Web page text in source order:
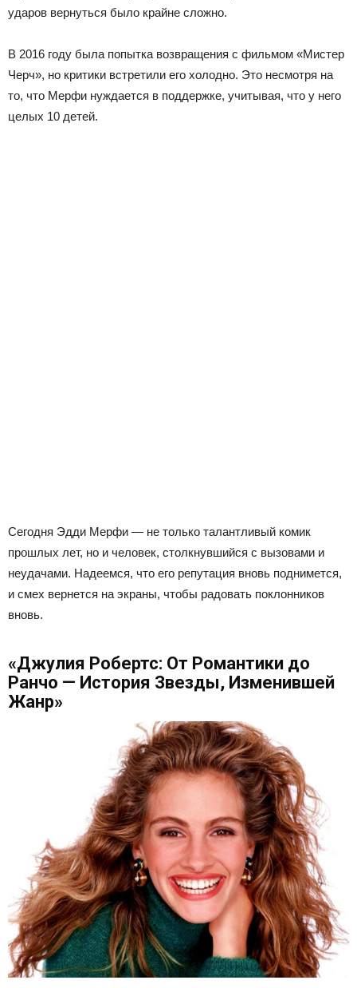
ударов вернуться было крайне сложно.
В 2016 году была попытка возвращения с фильмом «Мистер
Черч», но критики встретили его холодно. Это несмотря на
то, что Мерфи нуждается в поддержке, учитывая, что у него
целых 10 детей.
Сегодня Эдди Мерфи — не только талантливый комик
прошлых лет, но и человек, столкнувшийся с вызовами и
неудачами. Надеемся, что его репутация вновь поднимется,
и смех вернется на экраны, чтобы радовать поклонников
вновь.
«Джулия Робертс: От Романтики до
Ранчо — История Звезды, Изменившей
Жанр»